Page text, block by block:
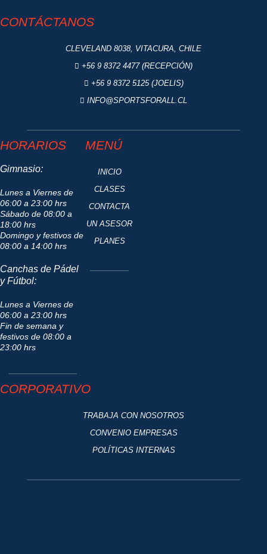
CONTÁCTANOS
CLEVELAND 8038, VITACURA, CHILE
+56 9 8372 4477 (RECEPCIÓN)
+56 9 8372 5125 (JOELIS)
INFO@SPORTSFORALL.CL
HORARIOS
Gimnasio:
Lunes a Viernes de
06:00 a 23:00 hrs
Sábado de 08:00 a
18:00 hrs
Domingo y festivos de
08:00 a 14:00 hrs
Canchas de Pádel
y Fútbol:
Lunes a Viernes de
06:00 a 23:00 hrs
Fin de semana y
festivos de 08:00 a
23:00 hrs
MENÚ
INICIO
CLASES
CONTACTA
UN ASESOR
PLANES
CORPORATIVO
TRABAJA CON NOSOTROS
CONVENIO EMPRESAS
POLÍTICAS INTERNAS